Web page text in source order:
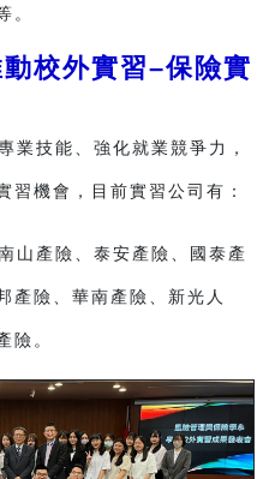
。
校外實習–保險實
技能、強化就業競爭力，
習機會，目前實習公司有：
山產險、泰安產險、國泰產
產險、華南產險、新光人
險。